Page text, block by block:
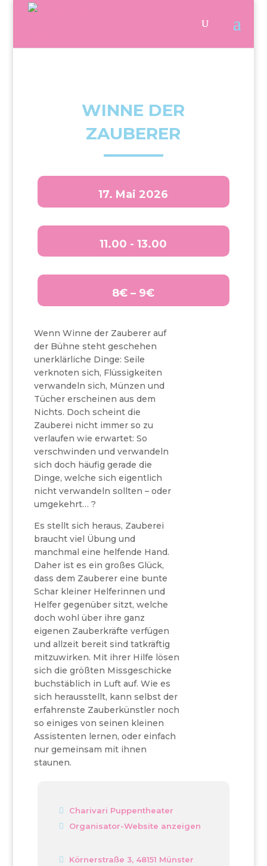
WINNE DER
ZAUBERER
17. Mai 2026
11.00 - 13.00
8€ – 9€
Wenn Winne der Zauberer auf
der Bühne steht geschehen
unerklärliche Dinge: Seile
verknoten sich, Flüssigkeiten
verwandeln sich, Münzen und
Tücher erscheinen aus dem
Nichts. Doch scheint die
Zauberei nicht immer so zu
verlaufen wie erwartet: So
verschwinden und verwandeln
sich doch häufig gerade die
Dinge, welche sich eigentlich
nicht verwandeln sollten – oder
umgekehrt… ?
Es stellt sich heraus, Zauberei
braucht viel Übung und
manchmal eine helfende Hand.
Daher ist es ein großes Glück,
dass dem Zauberer eine bunte
Schar kleiner Helferinnen und
Helfer gegenüber sitzt, welche
doch wohl über ihre ganz
eigenen Zauberkräfte verfügen
und allzeit bereit sind tatkräftig
mitzuwirken. Mit ihrer Hilfe lösen
sich die größten Missgeschicke
buchstäblich in Luft auf. Wie es
sich herausstellt, kann selbst der
erfahrenste Zauberkünstler noch
so einiges von seinen kleinen
Assistenten lernen, oder einfach
nur gemeinsam mit ihnen
staunen.
Charivari Puppentheater
Organisator-Website anzeigen
Körnerstraße 3, 48151 Münster